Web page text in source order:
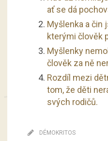
ať se dá
Myšlenka a čin
kterými člověk
Myšlenky
člověk za ně
Rozdíl mezi
tom, že děti
svých rodičů.
DÉMOKRITOS